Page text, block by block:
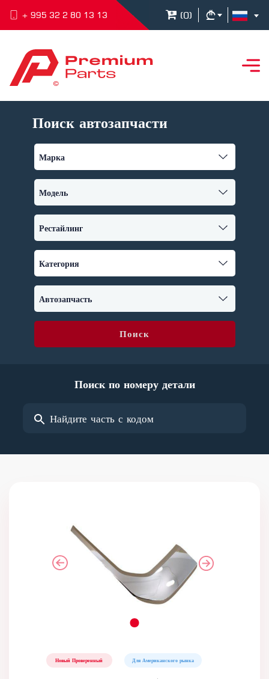
+ 995 32 2 80 13 13 (0)
Поиск автозапчасти
Поиск
Поиск по номеру детали
Новый Проверенный Для Американского рынка